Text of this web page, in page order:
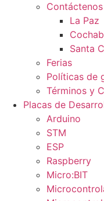
Contáctenos
La Paz
Santa
Ferias
Políticas de
Términos y
Placas de
Arduino
STM
ESP
Raspberry
Micro:BIT